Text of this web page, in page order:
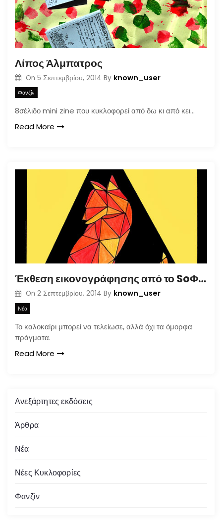
Λίπος Άλμπατρος
On 5 Σεπτεμβρίου, 2014 By known_user
Φανζίν
8σέλιδο mini zine που κυκλοφορεί από δω κι από κει…
Read More
Έκθεση εικονογράφησης από το SoΦα(n)ky
On 2 Σεπτεμβρίου, 2014 By known_user
Νέα
Το καλοκαίρι μπορεί να τελείωσε, αλλά όχι τα όμορφα
πράγματα.
Read More
Ανεξάρτητες εκδόσεις
Άρθρα
Νέα
Νέες Κυκλοφορίες
Φανζίν